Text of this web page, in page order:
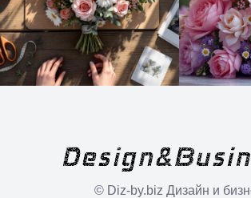
© Diz-by.biz Дизайн и